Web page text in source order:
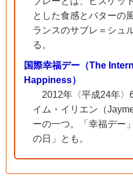
とした食感とバターの
ランスのサブレ＝シュ
る。
国際幸福デー（The
Happiness）
2012年〈平成24年〉
イム・イリエン（
ーの一つ。「幸福デー
の日」とも。